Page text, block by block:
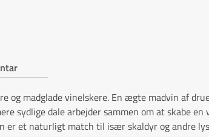
og madglade vinelskere. En ægte madvin af
sydlige dale arbejder sammen om at skabe en
er et naturligt match til især skaldyr og andre